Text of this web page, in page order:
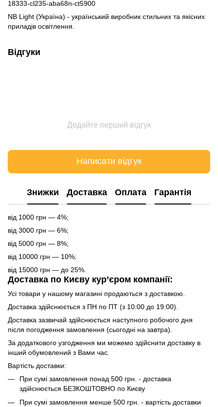
18333-cl235-aba68n-ct5900
NB Light (Україна) - український виробник стильних та якісних
приладів освітлення.
Відгуки
Додайте перший відгук
Написати відгук
Знижки Доставка Оплата Гарантія
від 1000 грн — 4%;
від 3000 грн — 6%;
від 5000 грн — 8%;
від 10000 грн — 10%;
від 15000 грн — до 25%.
Доставка по Києву кур’єром компанії:
Усі товари у нашому магазині продаються з доставкою.
Доставка здійснюється з ПН по ПТ (з 10:00 до 19:00).
Доставка зазвичай здійснюється наступного робочого дня
після погодження замовлення (сьогодні на завтра).
За додаткового узгодження ми можемо здійснити доставку в
інший обумовлений з Вами час.
Вартість доставки:
При сумі замовлення понад 500 грн. - доставка
здійснюється БЕЗКОШТОВНО по Києву
При сумі замовлення менше 500 грн. - вартість доставки